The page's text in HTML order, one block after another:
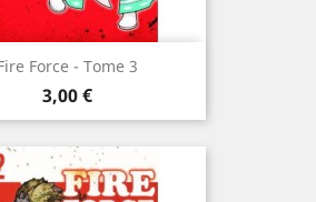
Force - Tome 3
Prix
3,00 €